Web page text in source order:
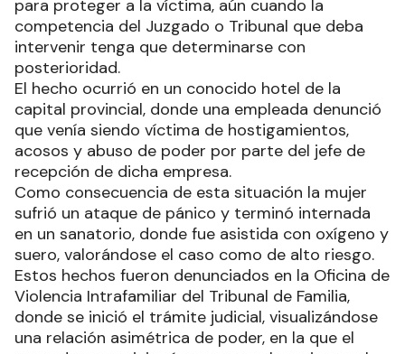
para proteger a la víctima, aún cuando la
competencia del Juzgado o Tribunal que deba
intervenir tenga que determinarse con
posterioridad.
El hecho ocurrió en un conocido hotel de la
capital provincial, donde una empleada denunció
que venía siendo víctima de hostigamientos,
acosos y abuso de poder por parte del jefe de
recepción de dicha empresa.
Como consecuencia de esta situación la mujer
sufrió un ataque de pánico y terminó internada
en un sanatorio, donde fue asistida con oxígeno y
suero, valorándose el caso como de alto riesgo.
Estos hechos fueron denunciados en la Oficina de
Violencia Intrafamiliar del Tribunal de Familia,
donde se inició el trámite judicial, visualizándose
una relación asimétrica de poder, en la que el